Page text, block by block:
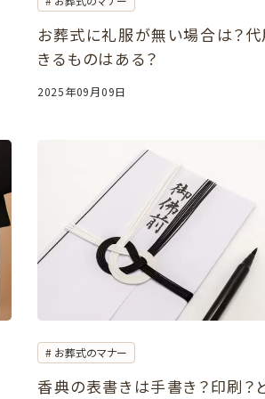
お葬式に礼服が無い場合は？
きるものはある？
2025年09月09日
お葬式のマナー
香典の表書きは手書き？印刷？